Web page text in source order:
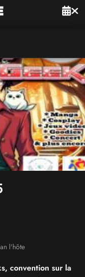
l'hôte
convention sur la